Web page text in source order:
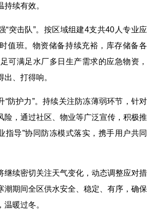
续有效。
“突击队”。按区域组建4支共40人专业应
值班。物资储备持续充裕，库存储备各
可满足水厂多日生产需求的应急物资，
、打得响。
“防护力”。持续关注防冻薄弱环节，针对
险，通过社区、物业等广泛宣传，积极推
指导”协同防冻模式落实，携手用户共同
继续密切关注天气变化，动态调整应对措
潮期间全区供水安全、稳定、有序，确保
暖过冬。